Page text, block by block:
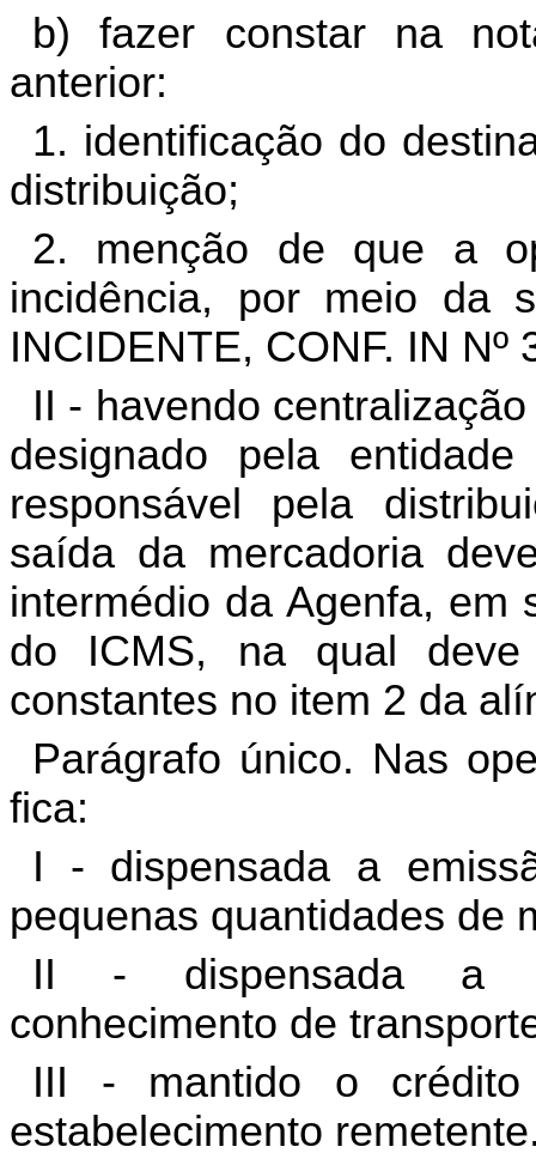
b) fazer constar na
anterior:
1. identificação do
distribuição;
2. menção de que a
incidência, por meio da
INCIDENTE, CONF. IN Nº
II - havendo
designado pela
responsável pela
saída da mercadoria
intermédio da Agenfa, em
do ICMS, na qual deve
constantes no item 2 da
Parágrafo único. Nas
fica:
I - dispensada a
pequenas quantidades de
II - dispensada a
conhecimento de
III - mantido o crédito
estabelecimento